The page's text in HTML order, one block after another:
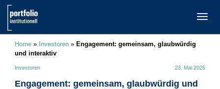
Home » Investoren » Engagement: gemeinsam, glaubwürdig
und interaktiv
Investoren 23. Mai 2025
Engagement: gemeinsam, glaubwürdig und